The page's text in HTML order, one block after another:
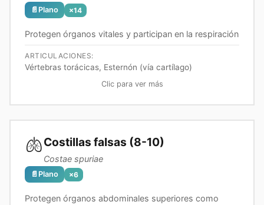
📄 Plano ×14
Protegen órganos vitales y participan en la respiración
ARTICULACIONES:
Vértebras torácicas, Esternón (vía cartílago)
Clic para ver más
🫁Costillas falsas (8-10)
Costae spuriae
📄 Plano ×6
Protegen órganos abdominales superiores como